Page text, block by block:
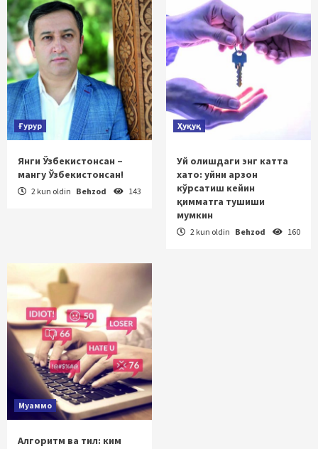
Ғурур
Янги Ўзбекистонсан –
мангу Ўзбекистонсан!
2 kun oldin Behzod 143
Ҳуқуқ
Уй олишдаги энг катта
хато: уйни арзон
кўрсатиш кейин
қимматга тушиши
мумкин
2 kun oldin Behzod 160
Муаммо
Алгоритм ва тил: ким